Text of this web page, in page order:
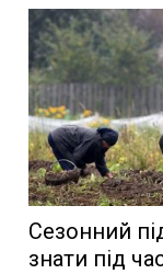
Сезонний
знати під